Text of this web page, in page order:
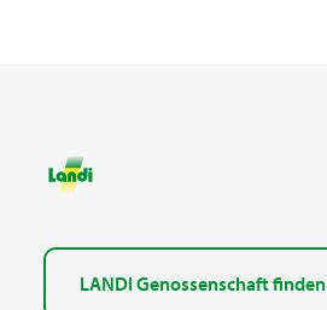
LANDI Genossenschaft finden